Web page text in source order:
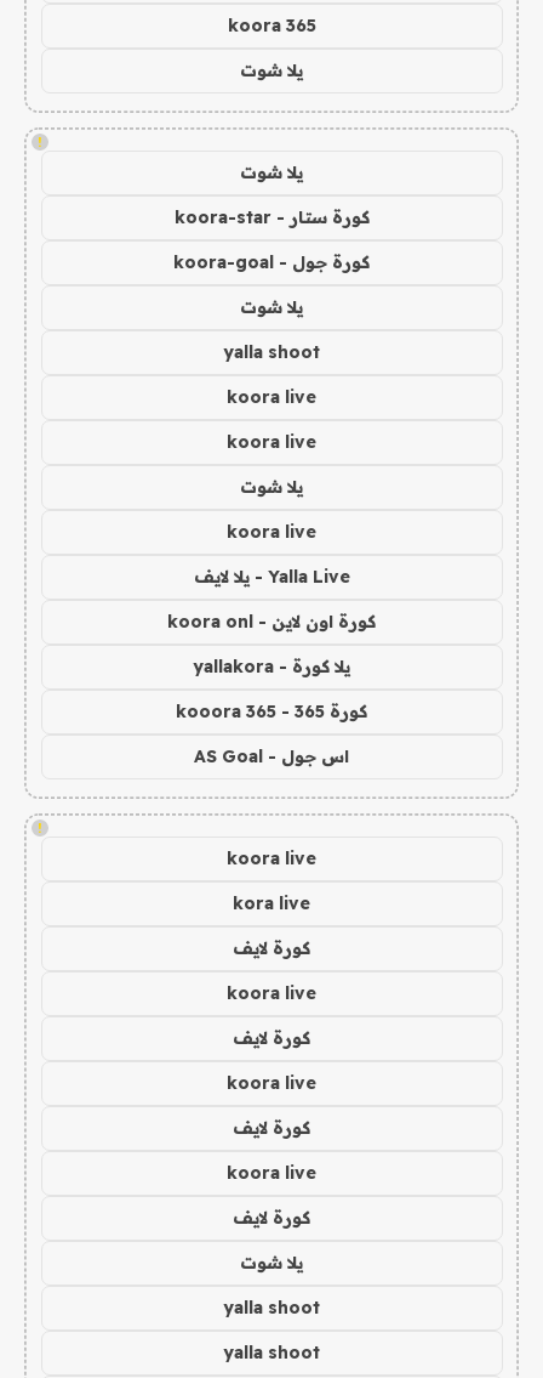
koora 365
يلا شوت
!
يلا شوت
كورة ستار - koora-star
كورة جول - koora-goal
يلا شوت
yalla shoot
koora live
koora live
يلا شوت
koora live
Yalla Live - يلا لايف
كورة اون لاين - koora onl
يلا كورة - yallakora
كورة 365 - kooora 365
اس جول - AS Goal
!
koora live
kora live
كورة لايف
koora live
كورة لايف
koora live
كورة لايف
koora live
كورة لايف
يلا شوت
yalla shoot
yalla shoot